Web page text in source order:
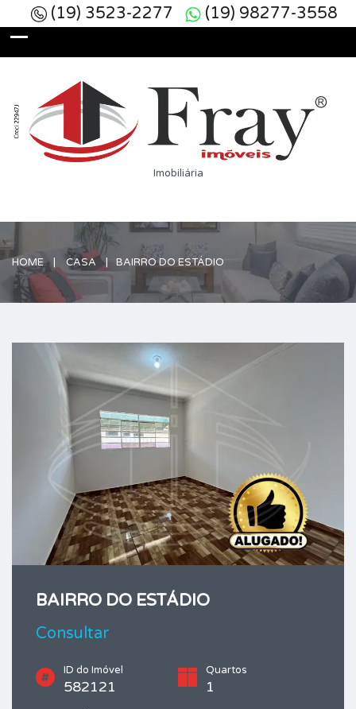
(19) 98277-3558
(19) 3523-2277
Imobiliária
HOME CASA BAIRRO DO ESTÁDIO
BAIRRO DO ESTÁDIO
Consultar
ID do Imóvel
582121
Quartos
1